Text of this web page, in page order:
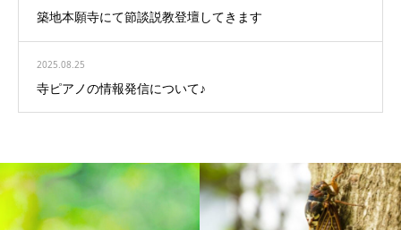
築地本願寺にて節談説教登壇してきます
2025.08.25
寺ピアノの情報発信について♪